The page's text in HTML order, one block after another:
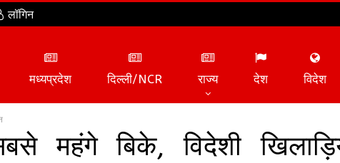
लॉगिन
मध्यप्रदेश दिल्ली/NCR राज्य देश विदेश
महंगे बिके, विदेशी